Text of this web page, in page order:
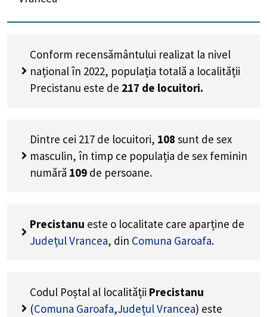
Conform recensământului realizat la nivel
național în 2022, populația totală a localității
Precistanu este de 217 de locuitori.
Dintre cei 217 de locuitori, 108 sunt de sex
masculin, în timp ce populația de sex feminin
numără 109 de persoane.
Precistanu este o localitate care aparține de
Județul Vrancea, din Comuna Garoafa.
Codul Poștal al localității Precistanu
(Comuna Garoafa,Județul Vrancea) este